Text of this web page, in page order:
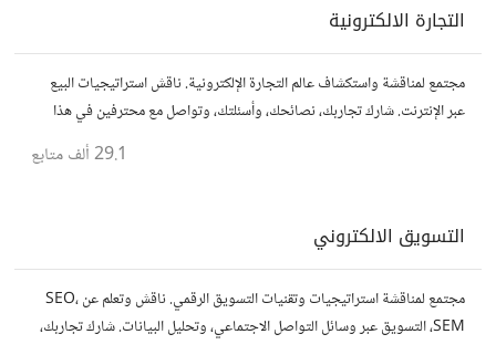
التجارة الالكترونية
مجتمع لمناقشة واستكشاف عالم التجارة الإلكترونية. ناقش استراتيجيات البيع
عبر الإنترنت. شارك تجاربك، نصائحك، وأسئلتك، وتواصل مع محترفين في هذا
29.1 ألف متابع
التسويق الالكتروني
مجتمع لمناقشة استراتيجيات وتقنيات التسويق الرقمي. ناقش وتعلم عن SEO،
SEM، التسويق عبر وسائل التواصل الاجتماعي، وتحليل البيانات. شارك تجاربك،